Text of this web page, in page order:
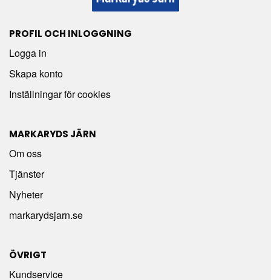
PROFIL OCH INLOGGNING
Logga in
Skapa konto
Inställningar för cookies
MARKARYDS JÄRN
Om oss
Tjänster
Nyheter
markarydsjarn.se
ÖVRIGT
Kundservice